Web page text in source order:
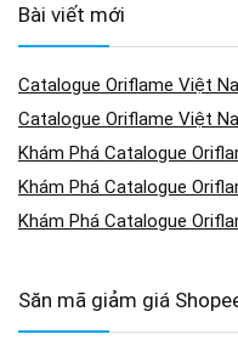
Bài viết mới
Catalogue Oriflame Việt
Catalogue Oriflame Việt
Khám Phá Catalogue
Khám Phá Catalogue
Khám Phá Catalogue
Săn mã giảm giá